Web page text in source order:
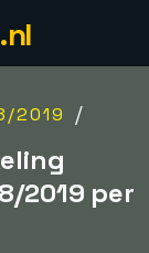
2019 /
2019 per